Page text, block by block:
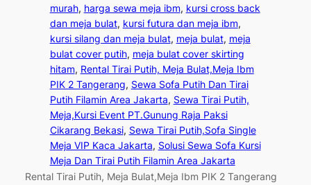
murah, harga sewa meja ibm, kursi cross back
dan meja bulat, kursi futura dan meja ibm
kursi silang dan meja bulat, meja bulat, meja
bulat cover putih, meja bulat cover skirting
hitam, Rental Tirai Putih, Meja Bulat,Meja Ibm
PIK 2 Tangerang, Sewa Sofa Putih Dan Tirai
Putih Filamin Area Jakarta, Sewa Tirai Putih,
Meja,Kursi Event PT.Gunung Raja Paksi
Cikarang Bekasi, Sewa Tirai Putih,Sofa Single
Meja VIP Kaca Jakarta, Solusi Sewa Sofa Kursi
Meja Dan Tirai Putih Filamin Area Jakarta
Rental Tirai Putih, Meja Bulat,Meja Ibm PIK 2 Tangerang